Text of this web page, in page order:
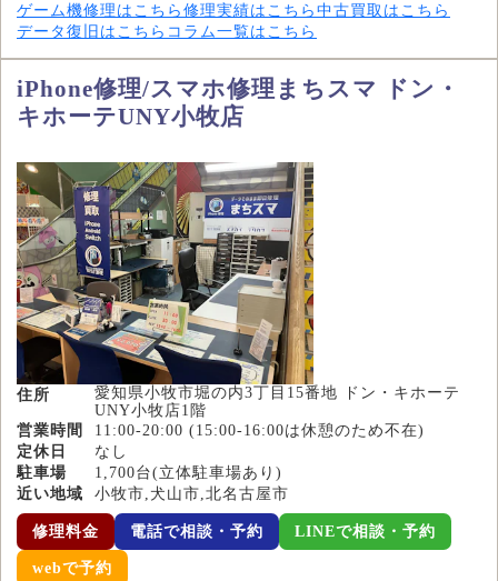
ゲーム機修理はこちら 修理実績はこちら 中古買取はこちら
データ復旧はこちら コラム一覧はこちら
iPhone修理/スマホ修理まちスマ ドン・
キホーテUNY小牧店
住所
愛知県小牧市堀の内3丁目15番地 ドン・キホーテ
UNY小牧店1階
営業時間
11:00-20:00 (15:00-16:00は休憩のため不在)
定休日
なし
駐車場
1,700台(立体駐車場あり)
近い地域
小牧市,犬山市,北名古屋市
修理料金 電話で相談・予約 LINEで相談・予約
webで予約